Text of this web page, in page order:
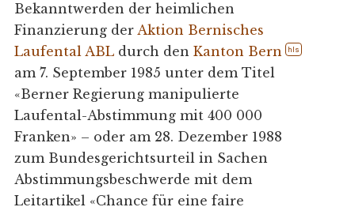
Bekanntwerden der heimlichen
Finanzierung der Aktion Bernisches
Laufental ABLdurch den Kanton Bern hls
am 7. September 1985 unter dem Titel
«Berner Regierung manipulierte
Laufental-Abstimmung mit 400 000
Franken» – oder am 28. Dezember 1988
zum Bundesgerichtsurteil in Sachen
Abstimmungsbeschwerde mit dem
Leitartikel «Chance für eine faire